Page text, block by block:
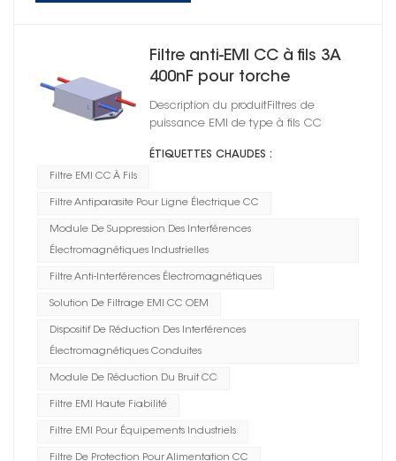
Filtre anti-EMI CC à fils 3A
400nF pour torche
Description du produitFiltres de
puissance EMI de type à fils CC
ÉTIQUETTES CHAUDES :
Filtre EMI CC À Fils
Filtre Antiparasite Pour Ligne Électrique CC
Module De Suppression Des Interférences
Électromagnétiques Industrielles
Filtre Anti-Interférences Électromagnétiques
Solution De Filtrage EMI CC OEM
Dispositif De Réduction Des Interférences
Électromagnétiques Conduites
Module De Réduction Du Bruit CC
Filtre EMI Haute Fiabilité
Filtre EMI Pour Équipements Industriels
Filtre De Protection Pour Alimentation CC